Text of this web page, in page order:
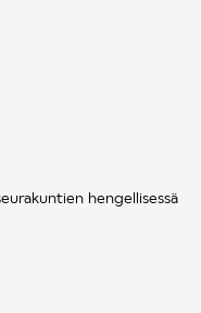
hengellisessä